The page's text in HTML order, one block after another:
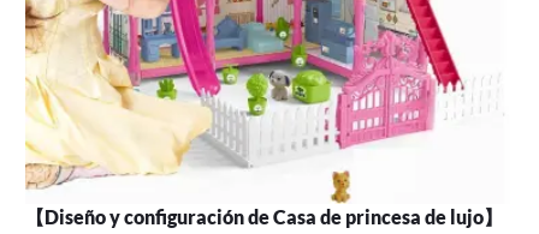
【Diseño y configuración de Casa de princesa de lujo】